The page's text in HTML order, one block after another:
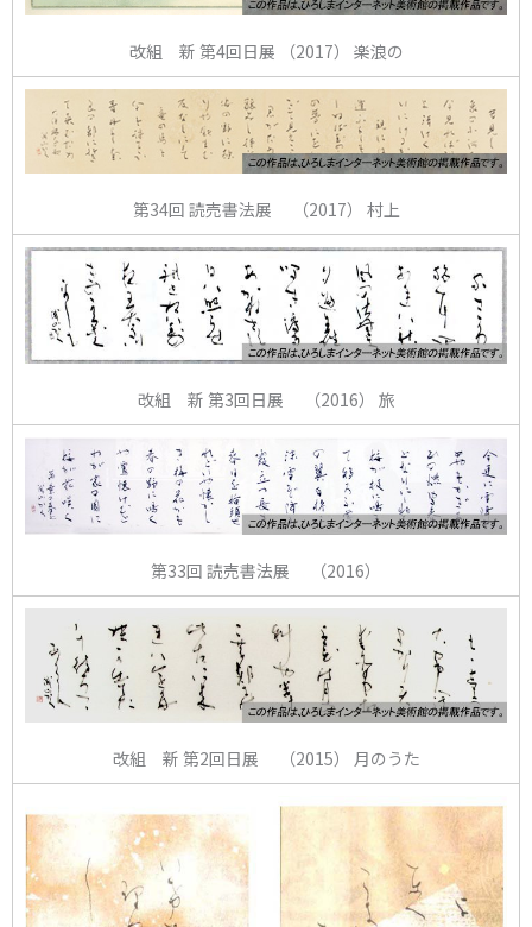
改組 新 第4回日展 （2017） 楽浪の
第34回 読売書法展 （2017） 村上
改組 新 第3回日展 （2016） 旅
第33回 読売書法展 （2016）
改組 新 第2回日展 （2015） 月のうた